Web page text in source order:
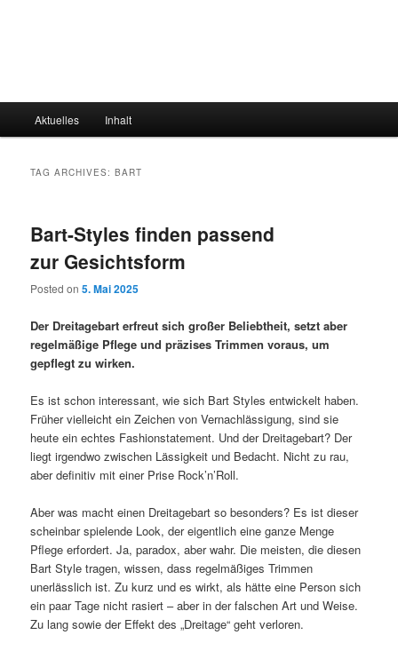
Aktuelles Inhalt
TAG ARCHIVES:BART
Bart-Styles finden passend
zur Gesichtsform
Posted on5. Mai 2025
Der Dreitagebart erfreut sich großer Beliebtheit, setzt aber
regelmäßige Pflege und präzises Trimmen voraus, um
gepflegt zu wirken.
Es ist schon interessant, wie sich Bart Styles entwickelt haben.
Früher vielleicht ein Zeichen von Vernachlässigung, sind sie
heute ein echtes Fashionstatement. Und der Dreitagebart? Der
liegt irgendwo zwischen Lässigkeit und Bedacht. Nicht zu rau,
aber definitiv mit einer Prise Rock’n’Roll.
Aber was macht einen Dreitagebart so besonders? Es ist dieser
scheinbar spielende Look, der eigentlich eine ganze Menge
Pflege erfordert. Ja, paradox, aber wahr. Die meisten, die diesen
Bart Style tragen, wissen, dass regelmäßiges Trimmen
unerlässlich ist. Zu kurz und es wirkt, als hätte eine Person sich
ein paar Tage nicht rasiert – aber in der falschen Art und Weise.
Zu lang sowie der Effekt des „Dreitage“ geht verloren.